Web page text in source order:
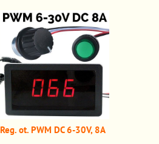
Reg. ot. PWM DC 6-30V, 8A